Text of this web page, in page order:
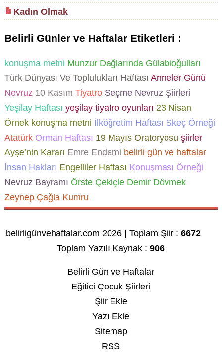
Kadın Olmak
Belirli Günler ve Haftalar Etiketleri :
konuşma metni Munzur Dağlarında Gülabioğulları
Türk Dünyası Ve Toplulukları Haftası Anneler Günü
Nevruz 10 Kasım TiyatroSeçme Nevruz Şiirleri
Yeşilay Haftası yeşilay tiyatro oyunları 23 Nisan
Örnek konuşma metni İlköğretim Haftası Skeç Örneği
AtatürkOrman Haftası 19 Mayıs Oratoryosu şiirler
Ayşe’nin Kararı Emre Endami belirli gün ve haftalar
İnsan Hakları Engelliler Haftası Konuşması Örneği
Nevruz Bayramı Örste Çekiçle Demir Dövmek
Zeynep Çağla Kumru
belirligünvehaftalar.com 2026 | Toplam Şiir :6672
Toplam Yazılı Kaynak :906
Belirli Gün ve Haftalar
Eğitici Çocuk Şiirleri
Şiir Ekle
Yazı Ekle
Sitemap
RSS